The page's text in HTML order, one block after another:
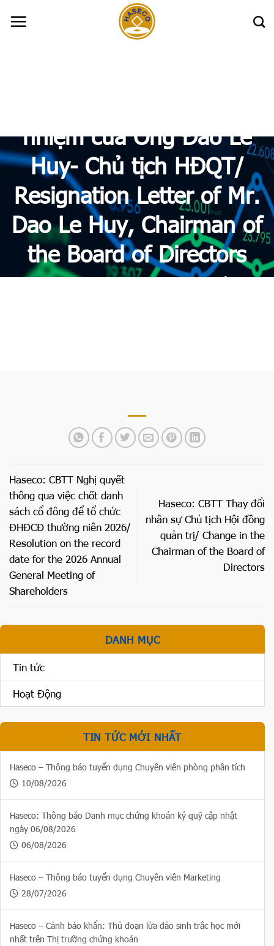
nhiệm của Ông Đào Lê
Huy- Chủ tịch HĐQT/
Resignation Letter of Mr.
Dao Le Huy, Chairman of
the Board of Directors
Haseco: CBTT Nghị quyết
thông qua việc chốt danh
sách cổ đông để tổ chức
ĐHĐCĐ thường niên 2026/
Resolution on the record
date for the 2026 Annual
General Meeting of
Shareholders
Haseco: CBTT Thay đổi
nhân sự Chủ tịch Hội đồng
quản trị/ Change in the
Chairman of the Board of
Directors
DANH MỤC
Tin tức
Hoạt Động
TIN TỨC MỚI NHẤT
Haseco – Thông báo tuyển dụng Chuyên viên phòng phân tích
10/08/2026
Haseco: Thông báo Danh mục chứng khoán ký quỹ cập nhật
ngày 06/08/2026
06/08/2026
Haseco – Thông báo tuyển dụng Chuyên viên Marketing
28/07/2026
Haseco – Cảnh báo khẩn: Thủ đoạn lừa đảo sinh trắc học mới
nhất trên Thị trường chứng khoán